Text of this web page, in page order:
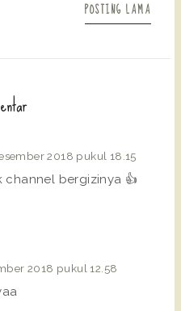
POSTING LAMA
2018 pukul 18.15
channel bergizinya 👍
2018 pukul 12.58